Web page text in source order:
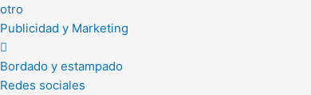
otro
Publicidad y Marketing
Bordado y estampado
Redes sociales